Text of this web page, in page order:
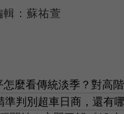
輯：蘇祐萱
麼看傳統淡季？對高
判別超車日商，還有